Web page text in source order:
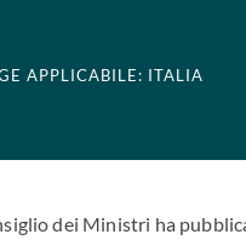
APPLICABILE: ITALIA
dei Ministri ha